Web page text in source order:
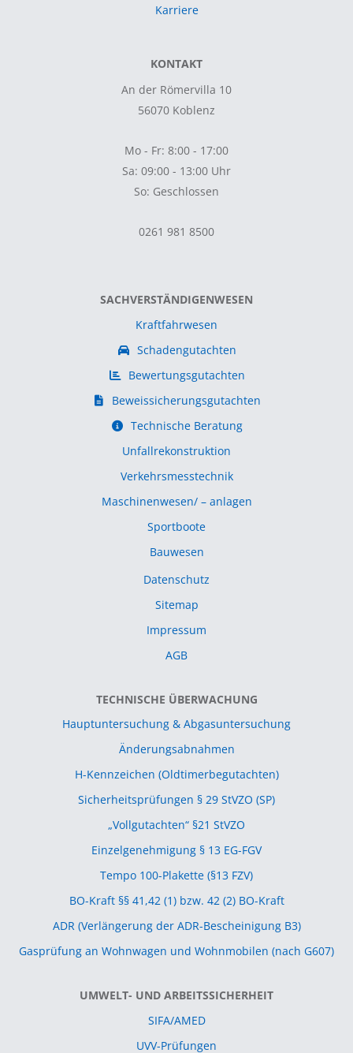
Karriere
KONTAKT
An der Römervilla 10
56070 Koblenz
Mo - Fr: 8:00 - 17:00
Sa: 09:00 - 13:00 Uhr
So: Geschlossen
0261 981 8500
SACHVERSTÄNDIGENWESEN
Kraftfahrwesen
Schadengutachten
Bewertungsgutachten
Beweissicherungsgutachten
Technische Beratung
Unfallrekonstruktion
Verkehrsmesstechnik
Maschinenwesen/ – anlagen
Sportboote
Bauwesen
Datenschutz
Sitemap
Impressum
AGB
TECHNISCHE ÜBERWACHUNG
Hauptuntersuchung & Abgasuntersuchung
Änderungsabnahmen
H-Kennzeichen (Oldtimerbegutachten)
Sicherheitsprüfungen § 29 StVZO (SP)
„Vollgutachten“ §21 StVZO
Einzelgenehmigung § 13 EG-FGV
Tempo 100-Plakette (§13 FZV)
BO-Kraft §§ 41,42 (1) bzw. 42 (2) BO-Kraft
ADR (Verlängerung der ADR-Bescheinigung B3)
Gasprüfung an Wohnwagen und Wohnmobilen (nach G607)
UMWELT- UND ARBEITSSICHERHEIT
SIFA/AMED
UVV-Prüfungen